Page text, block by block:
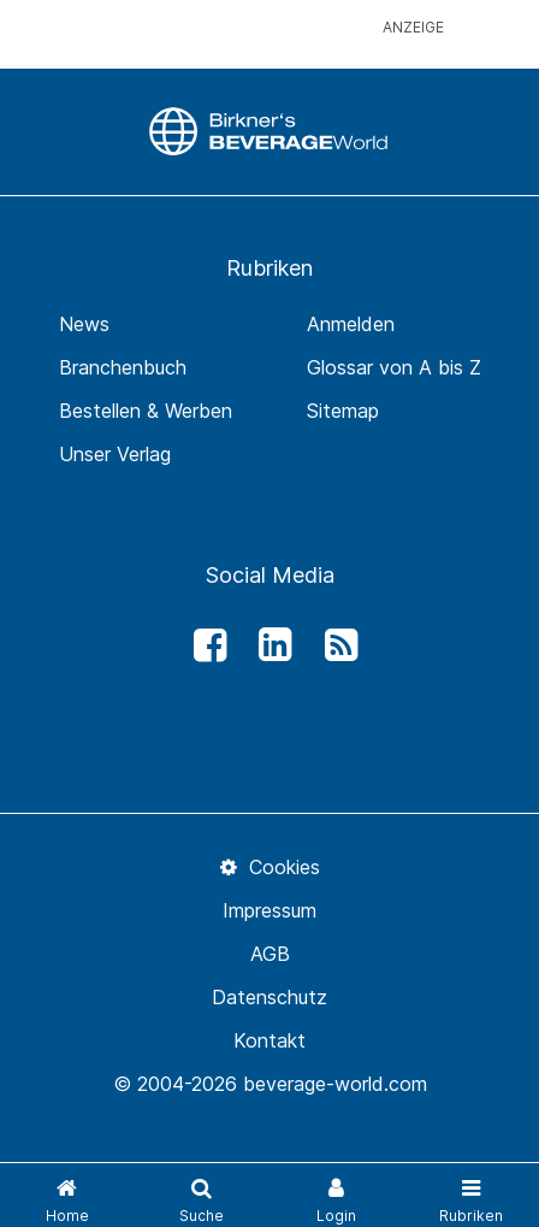
Home Suche Login Rubriken
Rubriken
News
Branchenbuch
Bestellen & Werben
Unser Verlag
Anmelden
Glossar von A bis Z
Sitemap
Social Media
© 2004-2026 beverage-world.com
Kontakt
Datenschutz
AGB
Impressum
Cookies